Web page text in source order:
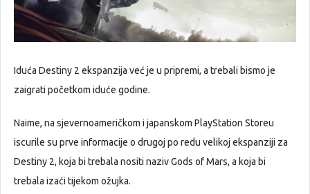
Iduća Destiny 2 ekspanzija već je u pripremi, a trebali bismo je
zaigrati početkom iduće godine.
Naime, na sjevernoameričkom i japanskom PlayStation Storeu
iscurile su prve informacije o drugoj po redu velikoj ekspanziji za
Destiny 2, koja bi trebala nositi naziv Gods of Mars, a koja bi
trebala izaći tijekom ožujka.